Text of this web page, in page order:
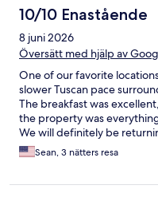
10/10 Enastående
8 juni 2026
Översätt med hjälp av
One of our favorite
slower Tuscan pace
The breakfast was
the property was
We will definitely be
Sean, 3 nätters resa